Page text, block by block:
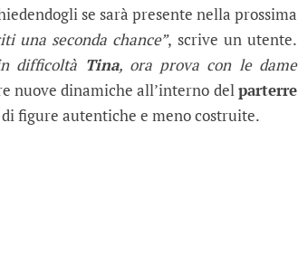
se sarà presente nella prossima
una seconda chance”, scrive un utente.
difficoltà Tina, ora prova con le dame
nuove dinamiche all’interno del parterre
figure autentiche e meno costruite.